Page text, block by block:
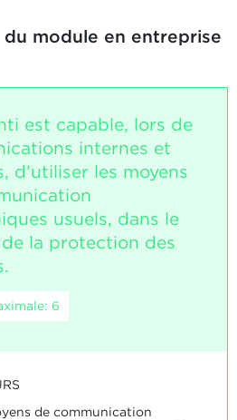
module en entreprise
est capable, lors de
internes et
d’utiliser les moyens
usuels, dans le
la protection des
6
de communication